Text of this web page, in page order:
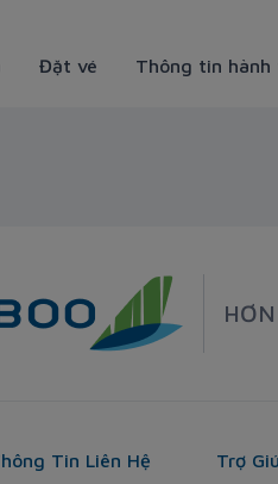
Đặt vé Thông tin hành
Tin Liên Hệ Trợ